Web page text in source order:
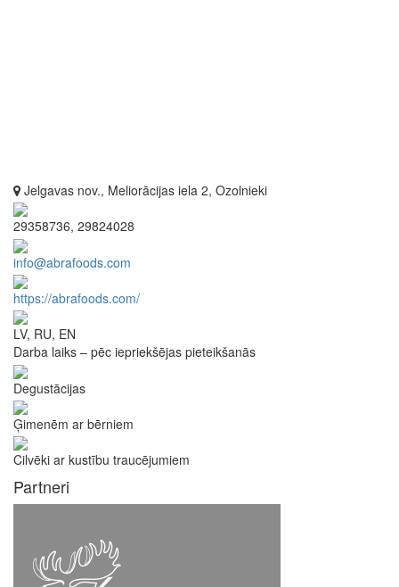
Jelgavas nov., Meliorācijas iela 2, Ozolnieki
29358736, 29824028
info@abrafoods.com
https://abrafoods.com/
LV, RU, EN
Darba laiks – pēc iepriekšējas pieteikšanās
Degustācijas
Ģimenēm ar bērniem
Cilvēki ar kustību traucējumiem
Partneri